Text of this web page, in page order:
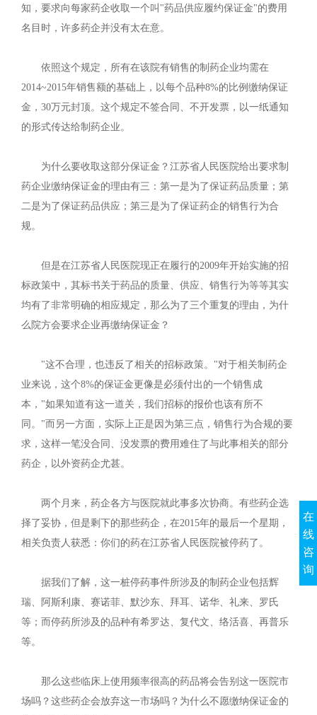
知，要求向每家药企收取一个叫"药品供应履约保证金"的费用
名目时，许多药企并没有太在意。
依照这个规定，所有在该院有销售的制药企业均需在
2014~2015年销售额的基础上，以每个品种8%的比例缴纳保证
金，30万元封顶。这个规定不签合同、不开发票，以一纸通知
的形式传达给制药企业。
为什么要收取这部分保证金？江苏省人民医院给出要求制
药企业缴纳保证金的理由有三：第一是为了保证药品质量；第
二是为了保证药品供应；第三是为了保证药企的销售行为合
规。
但是在江苏省人民医院现正在履行的2009年开始实施的招
标政策中，其标书关于药品的质量、供应、销售行为等等其实
均有了非常明确的相应规定，那么为了三个重复的理由，为什
么院方会要求企业再缴纳保证金？
"这不合理，也违反了相关的招标政策。"对于相关制药企
业来说，这个8%的保证金更像是必须付出的一个销售成
本，"如果知道有这一道关，我们招标的报价也该有所不
同。"而另一方面，实际上正是因为第三点，销售行为合规的要
求，这样一笔没合同、没发票的费用难住了与此事相关的部分
药企，以外资药企尤甚。
两个月来，药企各方与医院就此事多次协商。有些药企选
择了妥协，但是剩下的那些药企，在2015年的最后一个星期，
相关负责人获悉：你们的药在江苏省人民医院被停药了。
据我们了解，这一桩停药事件所涉及的制药企业包括辉
瑞、阿斯利康、赛诺菲、默沙东、拜耳、诺华、礼来、罗氏
等；而停药所涉及的品种有希罗达、复代文、络活喜、再普乐
等。
那么这些临床上使用频率很高的药品将会告别这一医院市
场吗？这些药企会放弃这一市场吗？为什么不愿缴纳保证金的
在
线
咨
询